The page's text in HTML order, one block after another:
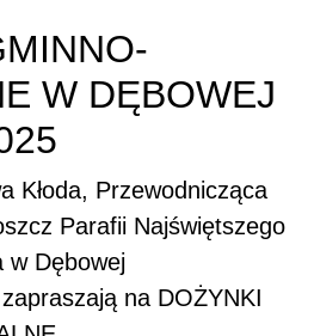
W DĘBOWEJ
Kłoda, Przewodnicząca
Parafii Najświętszego
w Dębowej
na DOŻYNKI